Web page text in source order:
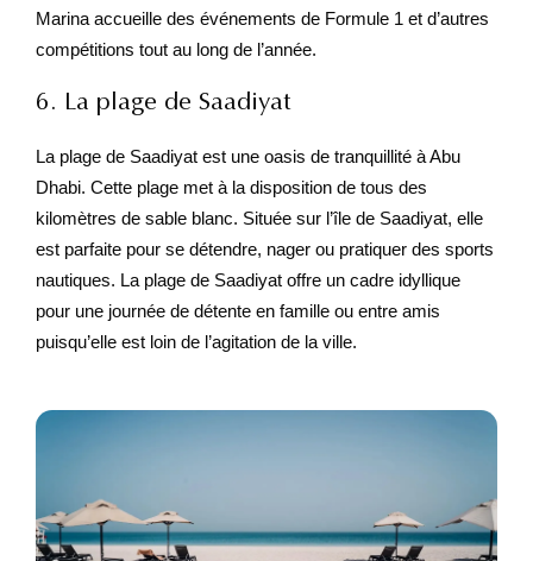
Marina accueille des événements de Formule 1 et d’autres
compétitions tout au long de l’année.
6. La plage de Saadiyat
La plage de Saadiyat est une oasis de tranquillité à Abu
Dhabi. Cette plage met à la disposition de tous des
kilomètres de sable blanc. Située sur l’île de Saadiyat, elle
est parfaite pour se détendre, nager ou pratiquer des sports
nautiques. La plage de Saadiyat offre un cadre idyllique
pour une journée de détente en famille ou entre amis
puisqu’elle est loin de l’agitation de la ville.